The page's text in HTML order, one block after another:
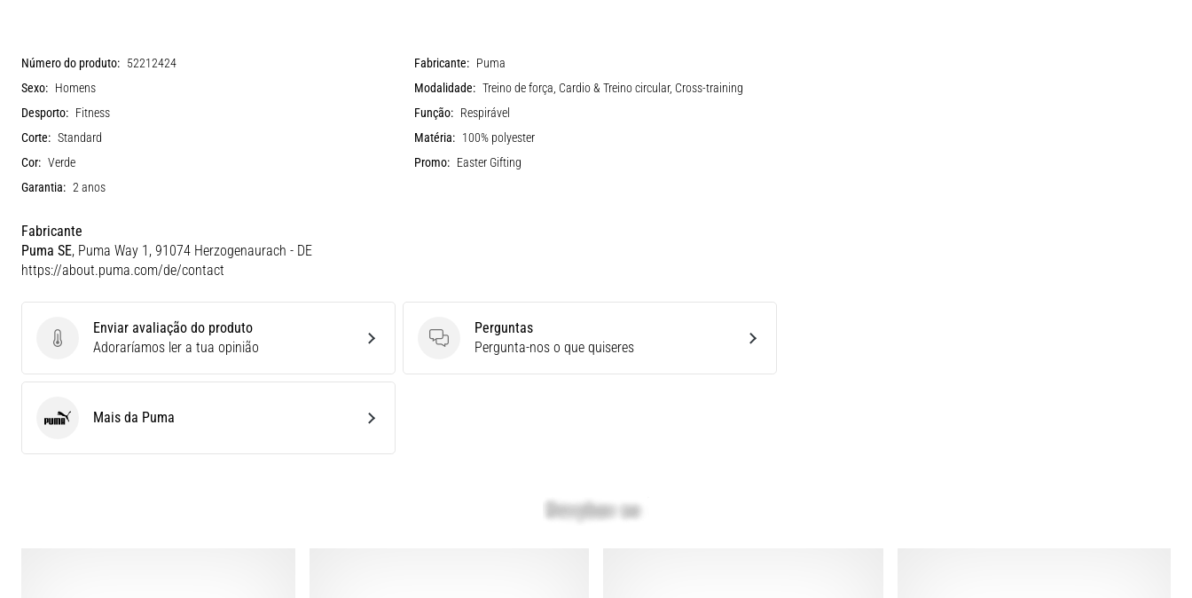
Número do produto: 52212424 Fabricante: Puma
Sexo: Homens Modalidade: Treino de força, Cardio & Treino circular, Cross-training
Desporto: Fitness Função: Respirável
Corte: Standard Matéria: 100% polyester
Cor: Verde Promo: Easter Gifting
Garantia: 2 anos
Fabricante
Puma SE, Puma Way 1, 91074 Herzogenaurach - DE
https://about.puma.com/de/contact
Enviar avaliação do produto
Enviar avaliação do produto
Adoraríamos ler a tua opinião
Perguntas
Perguntas
Pergunta-nos o que quiseres
Puma Mais da Puma